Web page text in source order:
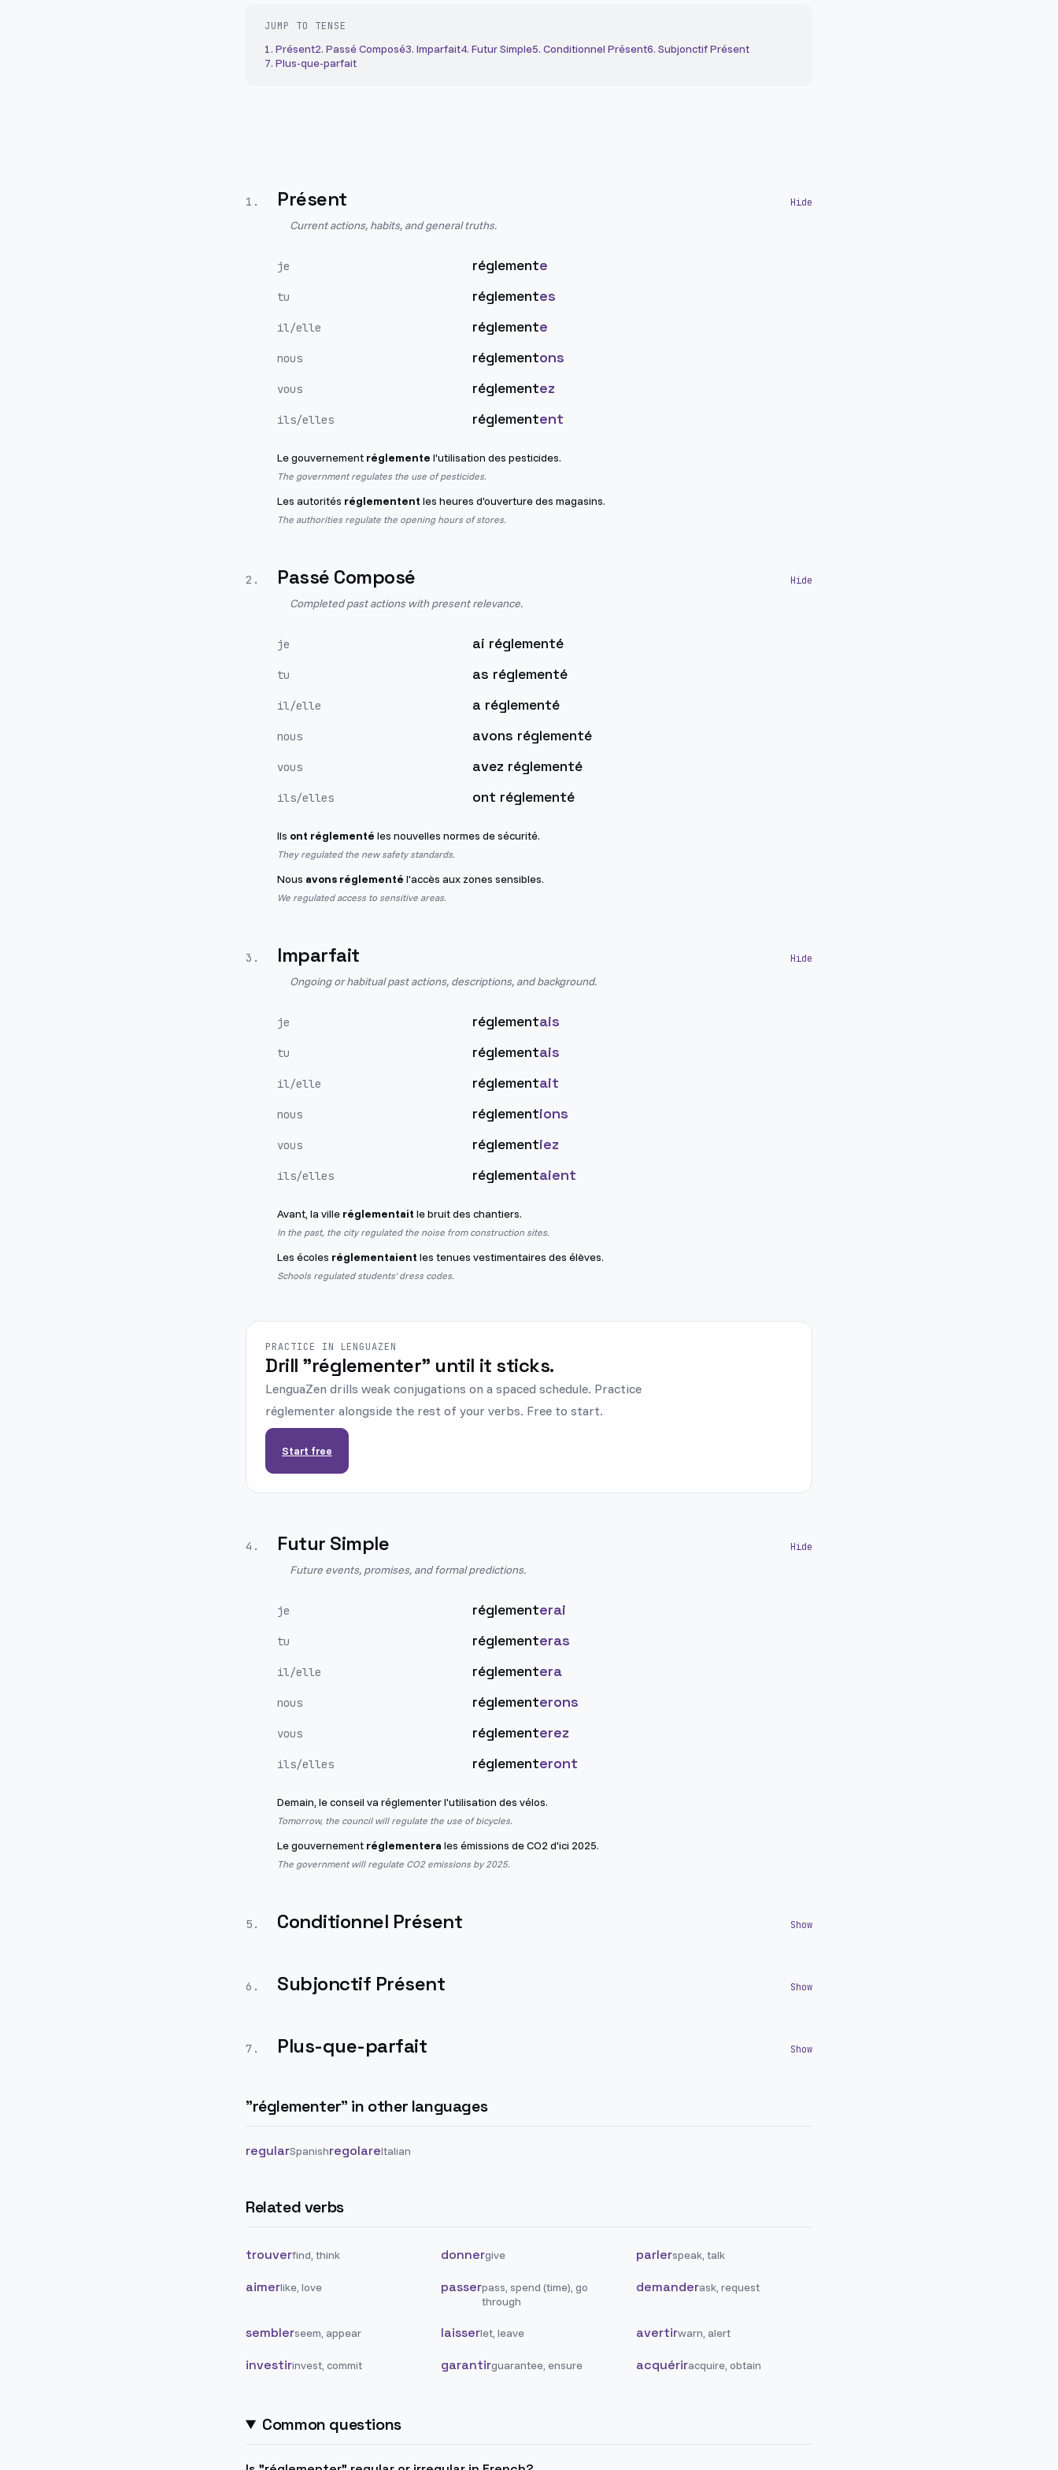
JUMP TO TENSE
1. Présent2. Passé Composé3. Imparfait4. Futur Simple5. Conditionnel Présent6. Subjonctif Présent
7. Plus-que-parfait
1 . Présent
Current actions, habits, and general truths.
je réglemente
tu réglementes
il/elle réglemente
nous réglementons
vous réglementez
ils/elles réglementent
Le gouvernement réglemente l'utilisation des pesticides.
The government regulates the use of pesticides.
Les autorités réglemententles heures d'ouverture des magasins.
The authorities regulate the opening hours of stores.
2 . Passé Composé
Completed past actions with present relevance.
je ai réglementé
tu as réglementé
il/elle a réglementé
nous avons réglementé
vous avez réglementé
ils/elles ont réglementé
Ils ont réglementé les nouvelles normes de sécurité.
They regulated the new safety standards.
Nous avons réglementé l'accès aux zones sensibles.
We regulated access to sensitive areas.
3 . Imparfait
Ongoing or habitual past actions, descriptions, and background.
je réglementais
tu réglementais
il/elle réglementait
nous réglementions
vous réglementiez
ils/elles réglementaient
Avant, la ville réglementaitle bruit des chantiers.
In the past, the city regulated the noise from construction sites.
Les écoles réglementaientles tenues vestimentaires des élèves.
Schools regulated students' dress codes.
PRACTICE IN LENGUAZEN
Drill "réglementer" until it sticks.
LenguaZen drills weak conjugations on a spaced schedule. Practice
réglementer alongside the rest of your verbs. Free to start.
Start free
4 . Futur Simple
Future events, promises, and formal predictions.
je réglementerai
tu réglementeras
il/elle réglementera
nous réglementerons
vous réglementerez
ils/elles réglementeront
Demain, le conseil va réglementer l'utilisation des vélos.
Tomorrow, the council will regulate the use of bicycles.
Le gouvernement réglementera les émissions de CO2 d'ici 2025.
The government will regulate CO2 emissions by 2025.
5 . Conditionnel Présent
6 . Subjonctif Présent
7 . Plus-que-parfait
"réglementer" in other languages
regularSpanishregolareItalian
Related verbs
trouverfind, think donnergive parlerspeak, talk
aimerlike, love passerpass, spend (time), go
through
demanderask, request
semblerseem, appear laisserlet, leave avertirwarn, alert
investirinvest, commit garantirguarantee, ensure acquériracquire, obtain
Common questions